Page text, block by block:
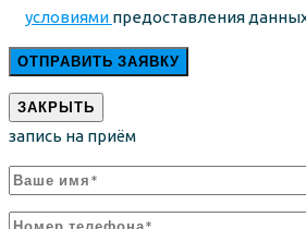
условиями предоставления
ЗАКРЫТЬ
запись на приём